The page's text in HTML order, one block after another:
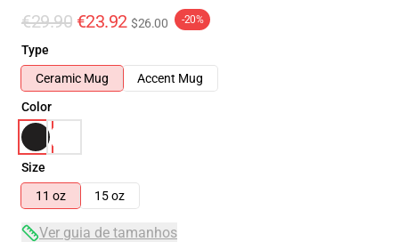
€29.90 €23.92 $26.00 -20%
Type
Ceramic Mug
Accent Mug
Color
Size
11 oz
15 oz
Ver guia de tamanhos